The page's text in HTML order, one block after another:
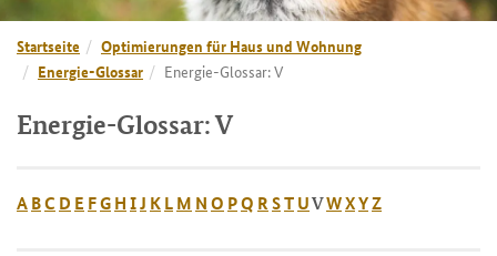
Startseite
Optimierungen für Haus und Wohnung
Energie-Glossar
Energie-Glossar: V
Energie-Glossar: V
ABC D E FGHIJ KLM NO PQ RSTUVWXYZ